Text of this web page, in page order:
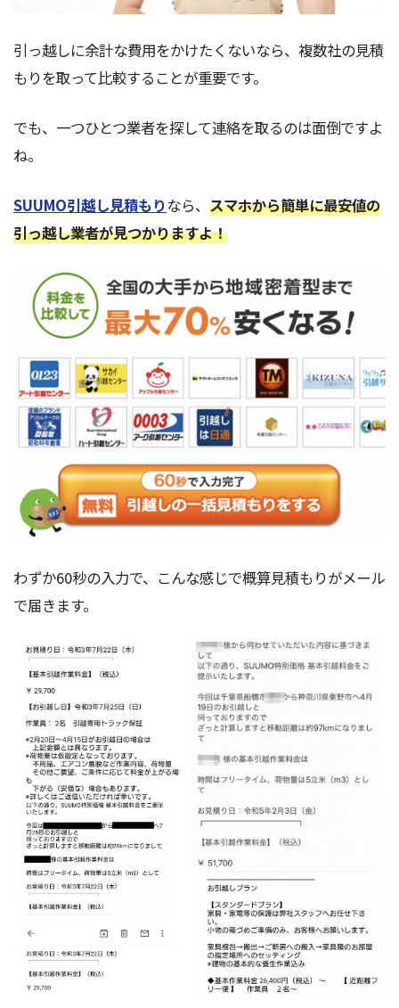
引っ越しに余計な費用をかけたくないなら、複数社の見積
もりを取って比較することが重要です。
でも、一つひとつ業者を探して連絡を取るのは面倒ですよ
ね。
SUUMO引越し見積もりなら、 スマホから簡単に最安値の
引っ越し業者が見つかりますよ！
わずか60秒の入力で、こんな感じで概算見積もりがメール
で届きます。